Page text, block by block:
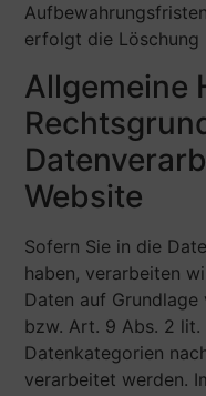
erfolgt die Löschung
Allgemeine
Website
Sofern Sie in die
haben, verarbeiten
Daten auf Grundlage
bzw. Art. 9 Abs. 2 lit.
Datenkategorien
verarbeitet werden.